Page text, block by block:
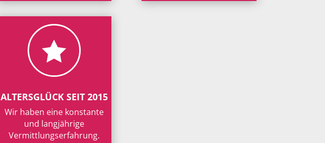

ALTERSGLÜCK SEIT 2015
Wir haben eine konstante
und langjährige
Vermittlungserfahrung.